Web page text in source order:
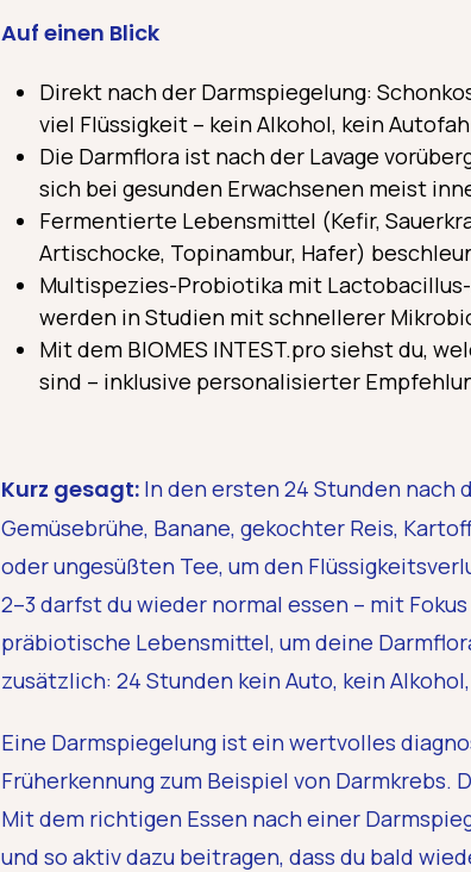
Auf einen Blick
Direkt nach der Darmspiegelung:
viel Flüssigkeit – kein Alkohol, kein
Die Darmflora ist nach der Lavage
sich bei gesunden Erwachsenen meist
Fermentierte Lebensmittel (Kefir,
Artischocke, Topinambur, Hafer)
Multispezies-Probiotika mit
werden in Studien mit schnellerer
Mit dem BIOMES INTEST.pro siehst du,
sind – inklusive personalisierter
Kurz gesagt: In den ersten 24 Stunden nach
Gemüsebrühe, Banane, gekochter Reis,
oder ungesüßten Tee, um den
2–3 darfst du wieder normal essen – mit
präbiotische Lebensmittel, um deine
zusätzlich: 24 Stunden kein Auto, kein
Eine Darmspiegelung ist ein wertvolles
Früherkennung zum Beispiel von Darmkrebs.
Mit dem richtigen Essen nach einer
und so aktiv dazu beitragen, dass du bald